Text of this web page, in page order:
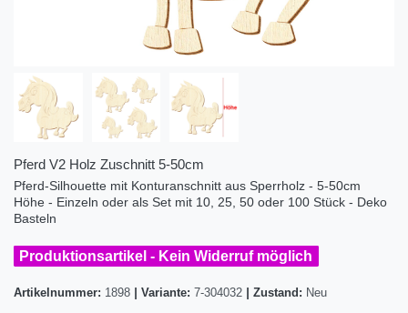
Pferd V2 Holz Zuschnitt 5-50cm
Pferd-Silhouette mit Konturanschnitt aus Sperrholz - 5-50cm
Höhe - Einzeln oder als Set mit 10, 25, 50 oder 100 Stück - Deko
Basteln
Produktionsartikel - Kein Widerruf möglich
Artikelnummer: 1898 Variante: 7-304032 Zustand: Neu